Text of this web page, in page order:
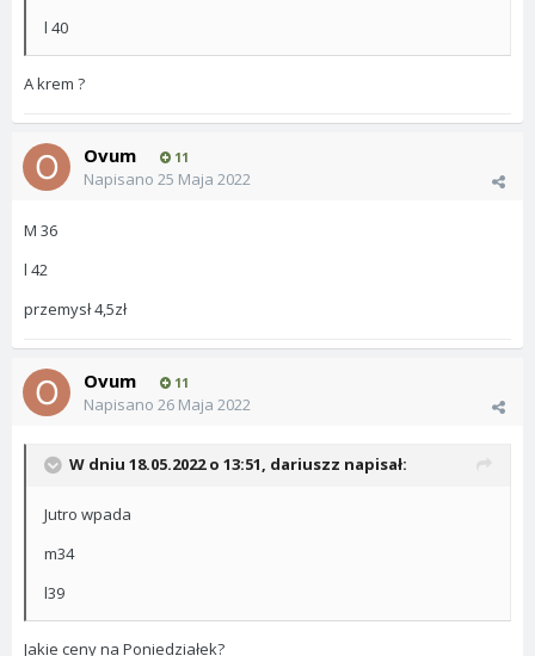
l 40
A krem ?
Ovum 11
Napisano 25 Maja 2022
M 36
l 42
przemysł 4,5zł
Ovum 11
Napisano 26 Maja 2022
W dniu 18.05.2022 o 13:51, dariuszz napisał:
Jutro wpada
m34
l39
Jakie ceny na Poniedziałek?